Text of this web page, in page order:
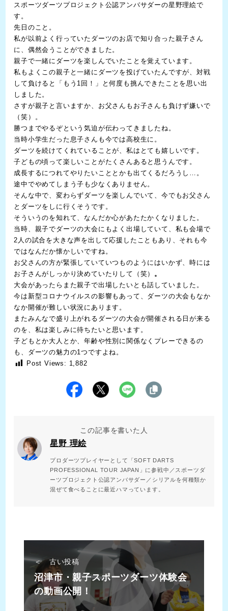
スポーツダーツプロジェクト公認アンバサダーの星野理絵で
す。
先日のこと。
私が以前よく行っていたダーツのお店で知り合った親子さん
に、偶然会うことができました。
親子で一緒にダーツを楽しんでいたことを覚えています。
私もよくこの親子と一緒にダーツを投げていたんですが、対戦
して負けると「もう1回！」と何度も挑んできたことを思い出
しました。
さすが親子と言いますか、お父さんもお子さんも負けず嫌いで
（笑）。
勝つまでやるぞという気迫が伝わってきましたね。
当時小学生だった息子さんも今では高校生に。
ダーツを続けてくれていることが、私はとても嬉しいです。
子どもの頃って楽しいことがたくさんあると思うんです。
成長するにつれてやりたいこととかも出てくるだろうし…。
途中でやめてしまう子も少なくありません。
そんな中で、変わらずダーツを楽しんでいて、今でもお父さん
とダーツをしに行くそうです。
そういうのを知れて、なんだか心があたたかくなりました。
当時、親子でダーツの大会にもよく出場していて、私も会場で
2人の試合を大きな声を出して応援したこともあり、それも今
ではなんだか懐かしいですね。
お父さんの方が緊張していていつものようにはいかず、時には
お子さんがしっかり決めていたりして（笑） 。
大会があったらまた親子で出場したいとも話していました。
今は新型コロナウイルスの影響もあって、ダーツの大会もなか
なか開催が難しい状況にあります。
またみんなで盛り上がれるダーツの大会が開催される日が来る
のを、私は楽しみに待ちたいと思います。
子どもとか大人とか、年齢や性別に関係なくプレーできるの
も、ダーツの魅力の1つですよね。
Post Views: 1,882
この記事を書いた人
星野 理絵
プロダーツプレイヤーとして「SOFT DARTS
PROFESSIONAL TOUR JAPAN」に参戦中／スポーツダ
ーツプロジェクト公認アンバサダー／シリアルを何種類か
混ぜて食べることに最近ハマっています。
＜ 古い投稿
沼津市・親子スポーツダーツ体験会
の動画公開！